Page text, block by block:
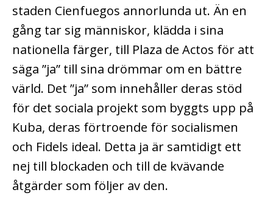
staden Cienfuegos annorlunda ut. Än en
gång tar sig människor, klädda i sina
nationella färger, till Plaza de Actos för att
säga ”ja” till sina drömmar om en bättre
värld. Det ”ja” som innehåller deras stöd
för det sociala projekt som byggts upp på
Kuba, deras förtroende för socialismen
och Fidels ideal. Detta ja är samtidigt ett
nej till blockaden och till de kvävande
åtgärder som följer av den.